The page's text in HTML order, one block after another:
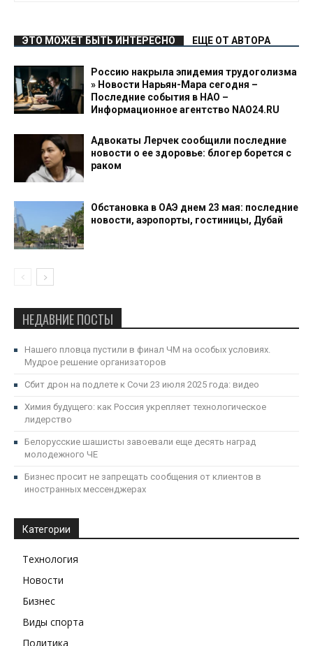
ЭТО МОЖЕТ БЫТЬ ИНТЕРЕСНО ЕЩЕ ОТ АВТОРА
Россию накрыла эпидемия трудоголизма
» Новости Нарьян-Мара сегодня –
Последние события в НАО –
Информационное агентство NAO24.RU
Адвокаты Лерчек сообщили последние
новости о ее здоровье: блогер борется с
раком
Обстановка в ОАЭ днем 23 мая: последние
новости, аэропорты, гостиницы, Дубай
НЕДАВНИЕ ПОСТЫ
Нашего пловца пустили в финал ЧМ на особых условиях.
Мудрое решение организаторов
Сбит дрон на подлете к Сочи 23 июля 2025 года: видео
Химия будущего: как Россия укрепляет технологическое
лидерство
Белорусские шашисты завоевали еще десять наград
молодежного ЧЕ
Бизнес просит не запрещать сообщения от клиентов в
иностранных мессенджерах
Категории
Технология
Новости
Бизнес
Виды спорта
Политика